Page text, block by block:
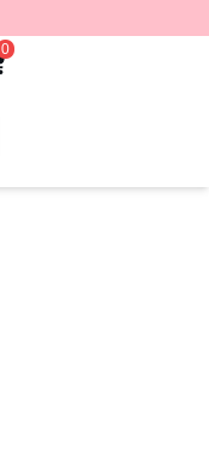
0